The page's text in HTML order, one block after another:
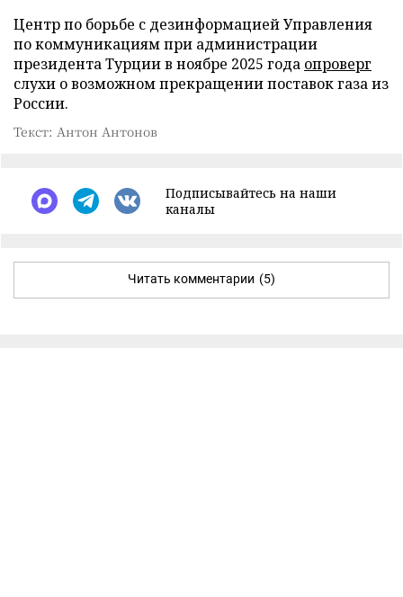
Центр по борьбе с дезинформацией Управления
по коммуникациям при администрации
президента Турции в ноябре 2025 года опроверг
слухи о возможном прекращении поставок газа из
России.
Текст: Антон Антонов
Подписывайтесь на наши
каналы
Читать комментарии (5)